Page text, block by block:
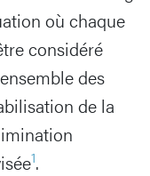
où chaque
considéré
des
de la
1.